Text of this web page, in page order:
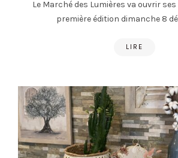
Le Marché des Lumières va ouvrir
première édition dimanche 8
LIRE